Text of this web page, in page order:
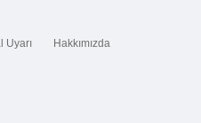
Uyarı Hakkımızda